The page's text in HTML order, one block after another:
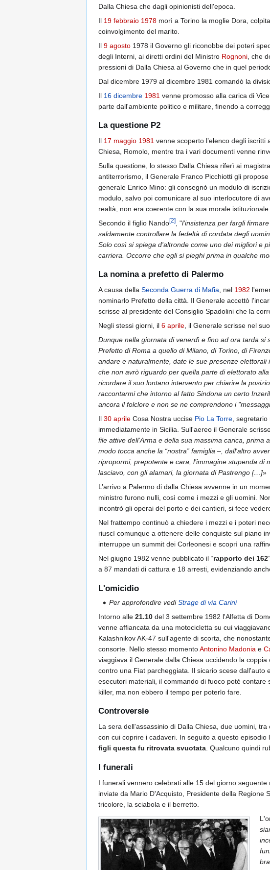
Dalla Chiesa che dagli opinionisti dell'epoca.
Il 19 febbraio 1978 morì a Torino la moglie Dora,
coinvolgimento del marito.
Il 9 agosto 1978 il Governo gli riconobbe dei poteri
degli Interni, ai diretti ordini del Ministro Rognoni , che
pressioni di Dalla Chiesa al Governo che in quel
Dal dicembre 1979 al dicembre 1981 comandò la
Il 16 dicembre 1981 venne promosso alla carica di
parte dall'ambiente politico e militare, finendo a
La questione P2
Il 17 maggio 1981 venne scoperto l’elenco degli
Chiesa, Romolo, mentre tra i vari documenti venne
Sulla questione, lo stesso Dalla Chiesa riferì ai
antiterrorismo, il Generale Franco Picchiotti gli
generale Enrico Mino: gli consegnò un modulo di
modulo, salvo poi comunicare al suo interlocutore di
realtà, non era coerente con la sua morale istituzionale
Secondo il figlio Nando[2] , "l'insistenza per fargli
saldamente controllare la fedeltà di cordata degli
Solo così si spiega d'altronde come uno dei migliori e
carriera. Occorre che egli si pieghi prima in qualche
La nomina a prefetto di Palermo
A causa della Seconda Guerra di Mafia, nel 1982
nominarlo Prefetto della città. Il Generale accettò
scrisse al presidente del Consiglio Spadolini che la
Negli stessi giorni, il 6 aprile, il Generale scrisse nel
Dunque nella giornata di venerdì e fino ad ora tarda si
Prefetto di Roma a quello di Milano, di Torino, di
andare e naturalmente, date le sue presenze
che non avrò riguardo per quella parte di elettorato
ricordare il suo lontano intervento per chiarire la
raccontarmi che intorno al fatto Sindona un certo
ancora il folclore e non se ne comprendono i
Il 30 aprile Cosa Nostra uccise Pio La Torre, segretario
immediatamente in Sicilia. Sull'aereo il Generale
file attive dell’Arma e della sua massima carica,
modo tocca anche la “nostra” famiglia –, dall'altro
ripropormi, prepotente e cara, l’immagine stupenda
lasciavo, con gli alamari, la giornata di Pastrengo […]»
L’arrivo a Palermo di dalla Chiesa avvenne in un
ministro furono nulli, così come i mezzi e gli uomini.
incontrò gli operai del porto e dei cantieri, si fece
Nel frattempo continuò a chiedere i mezzi e i poteri
riuscì comunque a ottenere delle conquiste sul piano
interruppe un summit dei Corleonesi e scoprì una
Nel giugno 1982 venne pubblicato il “rapporto dei 162
a 87 mandati di cattura e 18 arresti, evidenziando
L'omicidio
Per approfondire vediStrage di via Carini
Intorno alle 21.10 del 3 settembre 1982 l'Alfetta di
venne affiancata da una motocicletta su cui
Kalashnikov AK-47 sull'agente di scorta, che
consorte. Nello stesso momentoAntonino Madonia e
viaggiava il Generale dalla Chiesa uccidendo la
contro una Fiat parcheggiata. Il sicario scese
esecutori materiali, il commando di fuoco poté
killer, ma non ebbero il tempo per poterlo fare.
Controversie
La sera dell'assassinio di Dalla Chiesa, due uomini,
con cui coprire i cadaveri. In seguito a questo
figli questa fu ritrovata svuotata. Qualcuno quindi
I funerali
I funerali vennero celebrati alle 15 del giorno
inviate da Mario D'Acquisto, Presidente della Regione
tricolore, la sciabola e il berretto.